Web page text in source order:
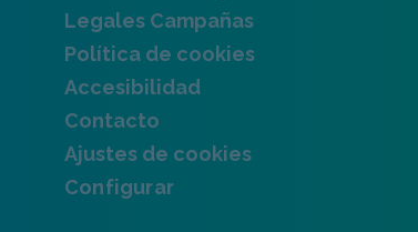
Legales Campañas
Política de cookies
Accesibilidad
Contacto
Ajustes de cookies
Configurar